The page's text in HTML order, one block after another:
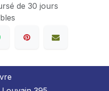
de 30 jours